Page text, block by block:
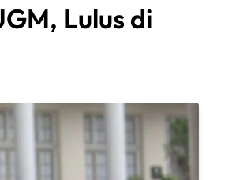
Lulus di